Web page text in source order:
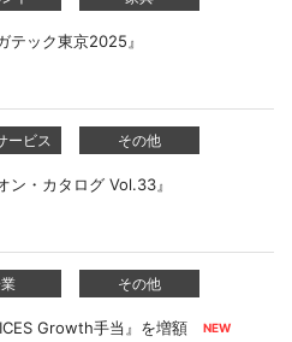
テック東京2025』
ービス その他
ン・カタログ Vol.33』
その他
Growth手当』を増額